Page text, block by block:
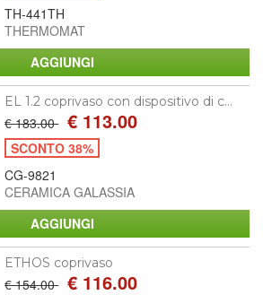
TH-441TH
THERMOMAT
EL 1.2 coprivaso con dispositivo di c...
€ 183.00 € 113.00
SCONTO 38%
CG-9821
CERAMICA GALASSIA
ETHOS coprivaso
€ 154.00 € 116.00